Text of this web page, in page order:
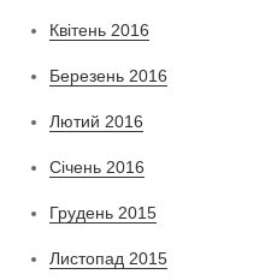
Квітень 2016
Березень 2016
Лютий 2016
Січень 2016
Грудень 2015
Листопад 2015